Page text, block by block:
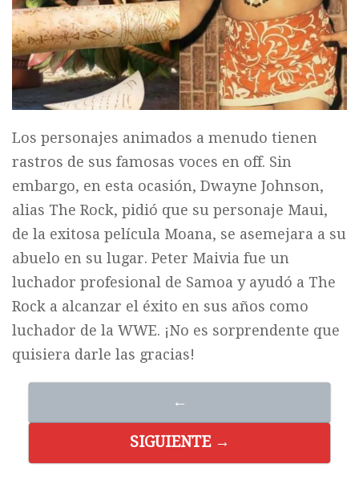
Los personajes animados a menudo tienen
rastros de sus famosas voces en off. Sin
embargo, en esta ocasión, Dwayne Johnson,
alias The Rock, pidió que su personaje Maui,
de la exitosa película Moana, se asemejara a su
abuelo en su lugar. Peter Maivia fue un
luchador profesional de Samoa y ayudó a The
Rock a alcanzar el éxito en sus años como
luchador de la WWE. ¡No es sorprendente que
quisiera darle las gracias!
←
SIGUIENTE →